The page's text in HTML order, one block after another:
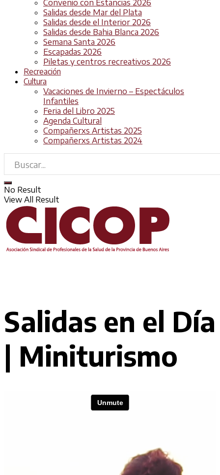
Convenio con Estancias 2026
Salidas desde Mar del Plata
Salidas desde el Interior 2026
Salidas desde Bahia Blanca 2026
Semana Santa 2026
Escapadas 2026
Piletas y centros recreativos 2026
Recreación
Cultura
Vacaciones de Invierno – Espectáculos
Infantiles
Feria del Libro 2025
Agenda Cultural
Compañerxs Artistas 2025
Compañerxs Artistas 2024
No Result
View All Result
Salidas en el Día
| Miniturismo